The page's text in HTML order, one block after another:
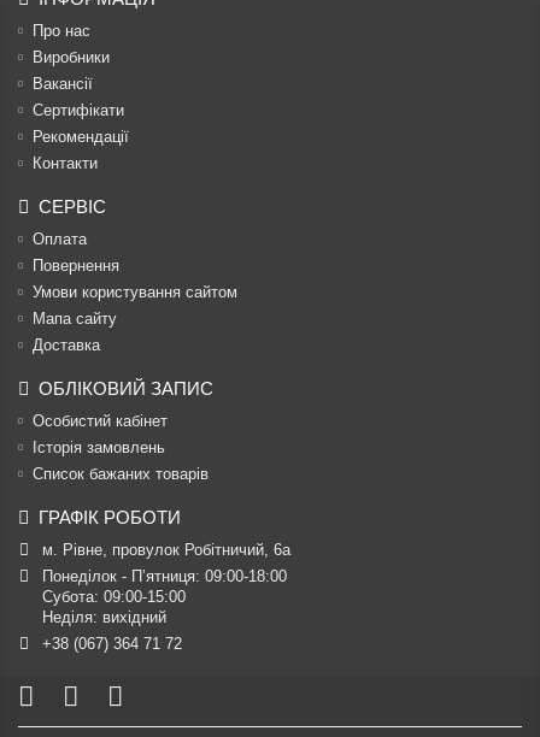
Про нас
Виробники
Вакансії
Сертифікати
Рекомендації
Контакти
СЕРВІС
Оплата
Повернення
Умови користування сайтом
Мапа сайту
Доставка
ОБЛІКОВИЙ ЗАПИС
Особистий кабінет
Історія замовлень
Список бажаних товарів
ГРАФІК РОБОТИ
м. Рівне, провулок Робітничий, 6а
Понеділок - П’ятниця: 09:00-18:00
Субота: 09:00-15:00
Неділя: вихідний
+38 (067) 364 71 72